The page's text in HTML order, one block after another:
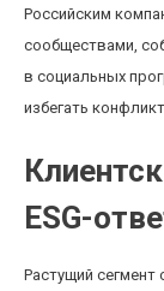
Российским
сообществами,
в социальных
избегать
ESG-
Растущий сегмент